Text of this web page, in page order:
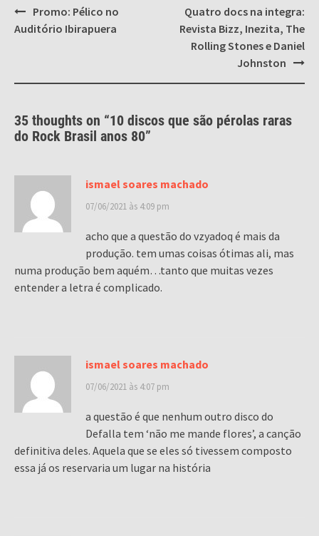
Post
navigation
Promo: Pélico no
Auditório Ibirapuera
Quatro docs na integra:
Revista Bizz, Inezita, The
Rolling Stones e Daniel
Johnston
35 thoughts on “10 discos que são pérolas raras
do Rock Brasil anos 80”
ismael soares machado
07/06/2021 às 4:09 pm
acho que a questão do vzyadoq é mais da
produção. tem umas coisas ótimas ali, mas
numa produção bem aquém…tanto que muitas vezes
entender a letra é complicado.
ismael soares machado
07/06/2021 às 4:07 pm
a questão é que nenhum outro disco do
Defalla tem ‘não me mande flores’, a canção
definitiva deles. Aquela que se eles só tivessem composto
essa já os reservaria um lugar na história